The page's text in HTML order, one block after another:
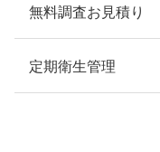
無料調査お見積り
定期衛生管理